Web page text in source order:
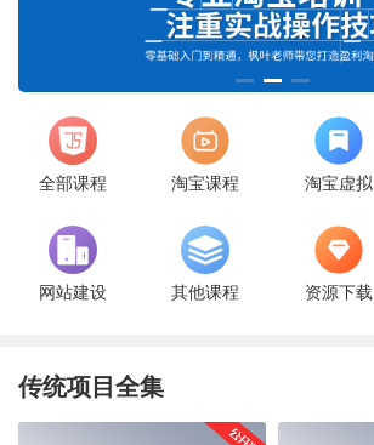
全部课程 淘宝课程 淘宝虚拟
网站建设 其他课程 资源下载
传统项目全集